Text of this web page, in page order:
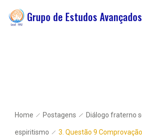
Grupo de Estudos
Home Postagens Diálogo fraterno
espiritismo 3. Questão 9